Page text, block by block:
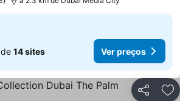
14 sites Ver preços
Partilhar